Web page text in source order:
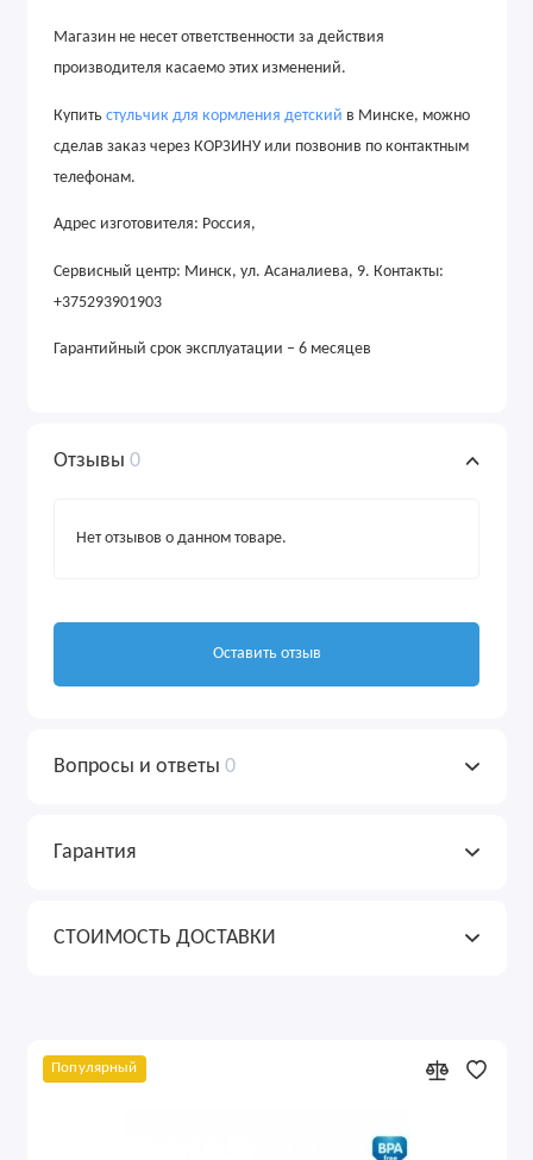
Магазин не несет ответственности за действия
производителя касаемо этих изменений.
Купить стульчик для кормления детский в Минске, можно
сделав заказ через КОРЗИНУ или позвонив по контактным
телефонам.
Адрес изготовителя: Россия,
Сервисный центр: Минск, ул. Асаналиева, 9. Контакты:
+375293901903
Гарантийный срок эксплуатации – 6 месяцев
Отзывы 0
Нет отзывов о данном товаре.
Оставить отзыв
Вопросы и ответы 0
Гарантия
СТОИМОСТЬ ДОСТАВКИ
Популярный